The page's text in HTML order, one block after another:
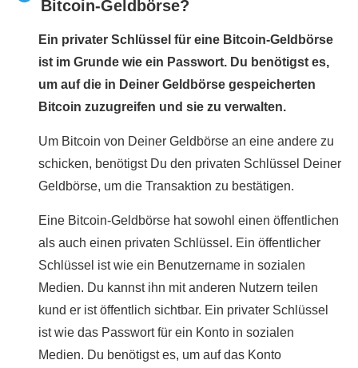
Bitcoin-Geldbörse?
Ein privater Schlüssel für eine Bitcoin-Geldbörse
ist im Grunde wie ein Passwort. Du benötigst es,
um auf die in Deiner Geldbörse gespeicherten
Bitcoin zuzugreifen und sie zu verwalten.
Um Bitcoin von Deiner Geldbörse an eine andere zu
schicken, benötigst Du den privaten Schlüssel Deiner
Geldbörse, um die Transaktion zu bestätigen.
Eine Bitcoin-Geldbörse hat sowohl einen öffentlichen
als auch einen privaten Schlüssel. Ein öffentlicher
Schlüssel ist wie ein Benutzername in sozialen
Medien. Du kannst ihn mit anderen Nutzern teilen
kund er ist öffentlich sichtbar. Ein privater Schlüssel
ist wie das Passwort für ein Konto in sozialen
Medien. Du benötigst es, um auf das Konto